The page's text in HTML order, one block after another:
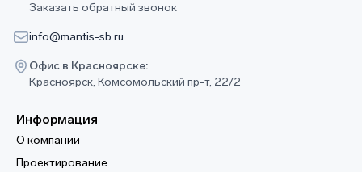
Заказать обратный звонок
info@mantis-sb.ru
Офис в Красноярске:
Красноярск, Комсомольский пр-т, 22/2
Информация
О компании
Проектирование